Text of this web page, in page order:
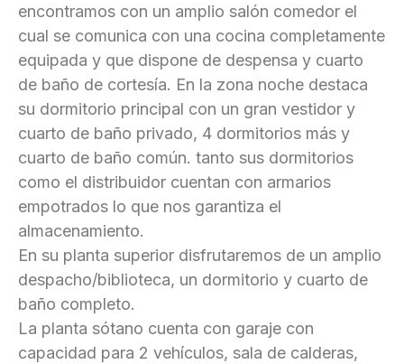
encontramos con un amplio salón comedor el
cual se comunica con una cocina completamente
equipada y que dispone de despensa y cuarto
de baño de cortesía. En la zona noche destaca
su dormitorio principal con un gran vestidor y
cuarto de baño privado, 4 dormitorios más y
cuarto de baño común. tanto sus dormitorios
como el distribuidor cuentan con armarios
empotrados lo que nos garantiza el
almacenamiento.
En su planta superior disfrutaremos de un amplio
despacho/biblioteca, un dormitorio y cuarto de
baño completo.
La planta sótano cuenta con garaje con
capacidad para 2 vehículos, sala de calderas,